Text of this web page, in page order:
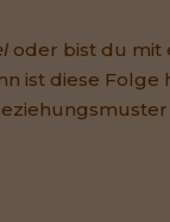
oder bist du mit
ist diese Folge